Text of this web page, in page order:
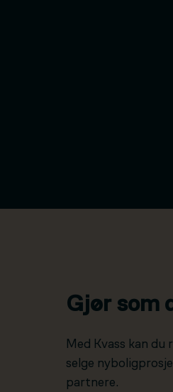
Gjør som
Med Kvass kan
selge
partnere.